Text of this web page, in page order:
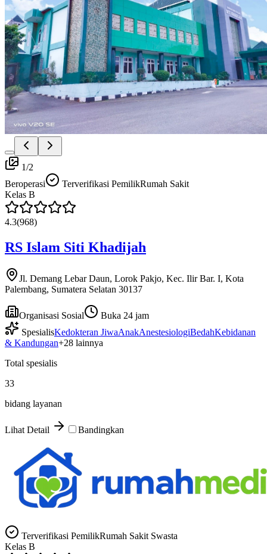
1/2
Beroperasi
Terverifikasi PemilikRumah Sakit
Kelas B
4.3(968)
RS Islam Siti Khadijah
Jl. Demang Lebar Daun, Lorok Pakjo, Kec. Ilir Bar. I, Kota
Palembang, Sumatera Selatan 30137
Organisasi Sosial
Buka 24 jam
SpesialisKedokteran JiwaAnakAnestesiologiBedahKebidanan
& Kandungan+28 lainnya
Total spesialis
33
bidang layanan
Lihat Detail Bandingkan
Terverifikasi PemilikRumah Sakit Swasta
Kelas B